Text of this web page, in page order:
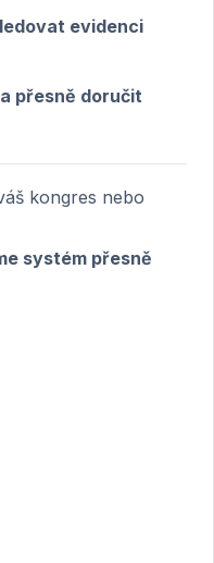
evidenci
přesně doručit
kongres nebo
systém přesně